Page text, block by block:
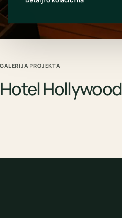
GALERIJA PROJEKTA
Hotel Hollywood